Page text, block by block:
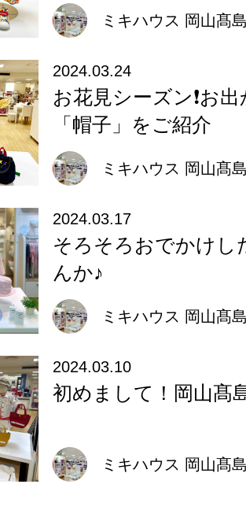
ミキハウス 岡山髙
2024.03.24
お花見シーズン❗️お
「帽子」をご紹介
ミキハウス 岡山髙
2024.03.17
そろそろおでかけし
んか♪
ミキハウス 岡山髙
2024.03.10
初めまして！岡山髙
ミキハウス 岡山髙